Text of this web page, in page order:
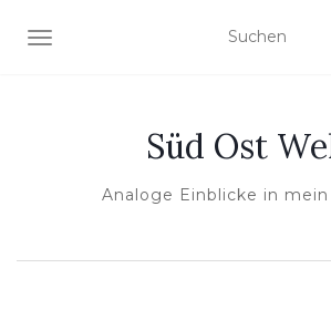
NAVIGATION UMSCHALTEN
Süd Ost
Analoge Einblicke in mein